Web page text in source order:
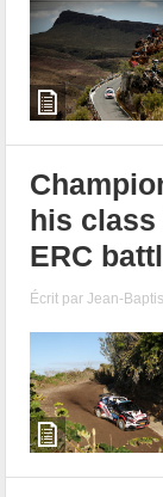
his
ERC
Écrit parJean-